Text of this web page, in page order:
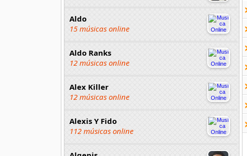
Aldo
15 músicas online
Aldo Ranks
12 músicas online
Alex Killer
12 músicas online
Alexis Y Fido
112 músicas online